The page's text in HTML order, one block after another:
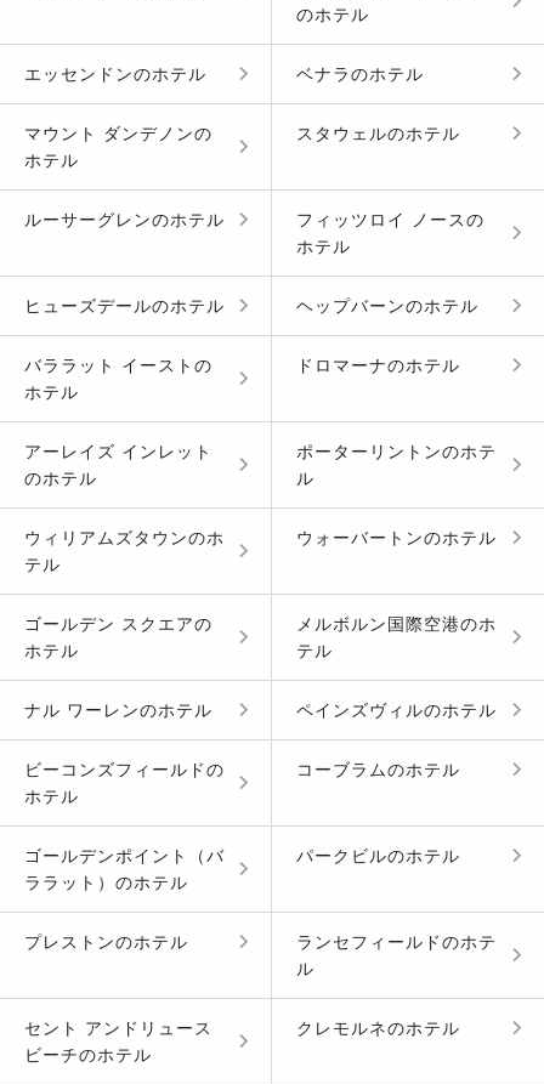
のホテル
エッセンドンのホテル ベナラのホテル
マウント ダンデノンの
ホテル
スタウェルのホテル
ルーサーグレンのホテル フィッツロイ ノースの
ホテル
ヒューズデールのホテル ヘップバーンのホテル
バララット イースト の
ホテル
ドロマーナのホテル
アーレイズ インレット
のホテル
ポーターリントンのホテ
ル
ウィリアムズタウンのホ
テル
ウォーバートンのホテル
ゴールデン スクエアの
ホテル
メルボルン国際空港のホ
テル
ナル ワーレンのホテル ペインズヴィルのホテル
ビーコンズフィールドの
ホテル
コーブラムのホテル
ゴールデンポイント（バ
ララット） のホテル
パークビルのホテル
プレストンのホテル ランセフィールドのホテ
ル
セント アンドリュース
ビーチのホテル
クレモルネのホテル